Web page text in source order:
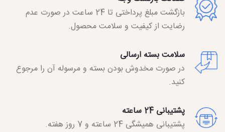
بازگشت مبلغ پرداختی تا 24 ساعت در صورت عدم
رضایت از کیفیت و سلامت محصول.
سلامت بسته ارسالی
در صورت مخدوش بودن بسته و مرسوله آن را مرجوع
کنید.
پشتیبانی 24 ساعته
پشتیبانی همیشگی 24 ساعته و 7 روز هفته.